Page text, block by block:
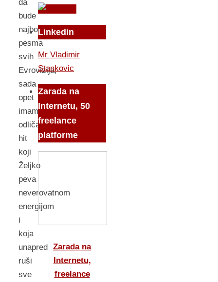
da
bude
najbolja
pesma
svih
Evrovizija,
sada
opet
imamo
odličan
hit
koji
Željko
peva
neverovatnom
energijom
i
koja
unapred
ruši
sve
Linkedin
Mr Vladimir
Stankovic
Zarada na
Internetu, 50
freelance
platforme
Zarada na
Internetu,
freelance